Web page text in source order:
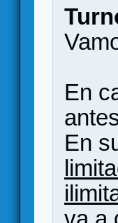
En
En